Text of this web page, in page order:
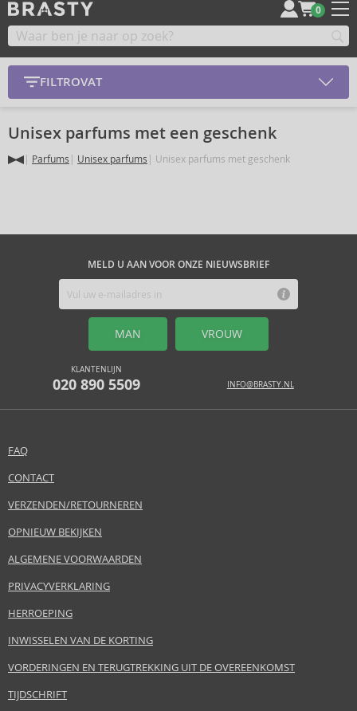
0
FILTROVAT
Unisex parfums met een geschenk
Parfums Unisex parfums Unisex parfums met geschenk
MELD U AAN VOOR ONZE NIEUWSBRIEF
MAN VROUW
KLANTENLIJN
020 890 5509 INFO@BRASTY.NL
FAQ
CONTACT
VERZENDEN/RETOURNEREN
OPNIEUW BEKIJKEN
ALGEMENE VOORWAARDEN
PRIVACYVERKLARING
HERROEPING
INWISSELEN VAN DE KORTING
VORDERINGEN EN TERUGTREKKING UIT DE OVEREENKOMST
TIJDSCHRIFT